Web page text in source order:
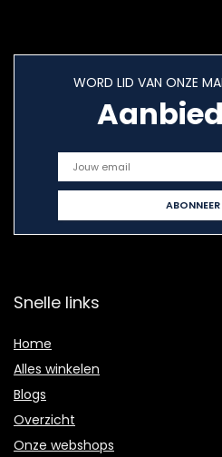
WORD LID VAN ONZE
Snelle links
Home
Alles winkelen
Blogs
Overzicht
Onze webshops